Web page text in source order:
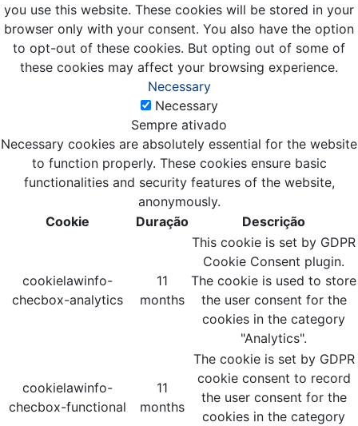
you use this website. These cookies will be stored in your
browser only with your consent. You also have the option
to opt-out of these cookies. But opting out of some of
these cookies may affect your browsing experience.
Necessary
Necessary
Sempre ativado
Necessary cookies are absolutely essential for the website
to function properly. These cookies ensure basic
functionalities and security features of the website,
anonymously.
Cookie
Duração Descrição
cookielawinfo-
checbox-analytics
11
months
This cookie is set by GDPR
Cookie Consent plugin.
The cookie is used to store
the user consent for the
cookies in the category
"Analytics".
cookielawinfo-
checbox-functional
11
months
The cookie is set by GDPR
cookie consent to record
the user consent for the
cookies in the category